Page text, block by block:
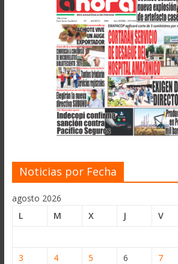
Noticias por Fecha
agosto 2026
L
M X J V
3
4 5 6 7